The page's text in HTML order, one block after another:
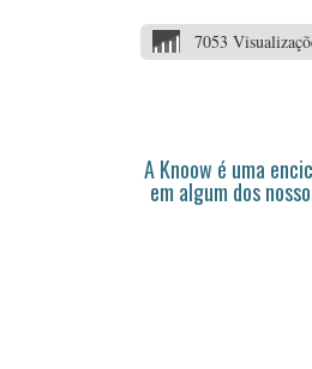
7053
A Knoow é uma
em algum dos